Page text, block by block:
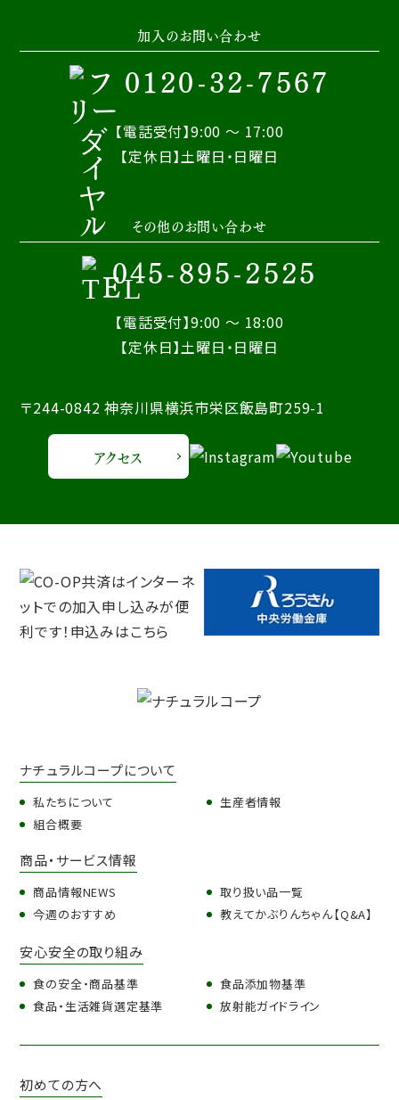
加入のお問い合わせ
0120-32-7567
【電話受付】9:00 ～ 17:00
【定休日】土曜日・日曜日
その他のお問い合わせ
045-895-2525
【電話受付】9:00 ～ 18:00
【定休日】土曜日・日曜日
〒244-0842 神奈川県横浜市栄区飯島町259-1
アクセス
ナチュラルコープについて
私たちについて
組合概要
生産者情報
商品・サービス情報
商品情報NEWS
今週のおすすめ
取り扱い品一覧
教えてかぶりんちゃん【Q&A】
安心安全の取り組み
食の安全・商品基準
食品・生活雑貨選定基準
食品添加物基準
放射能ガイドライン
初めての方へ